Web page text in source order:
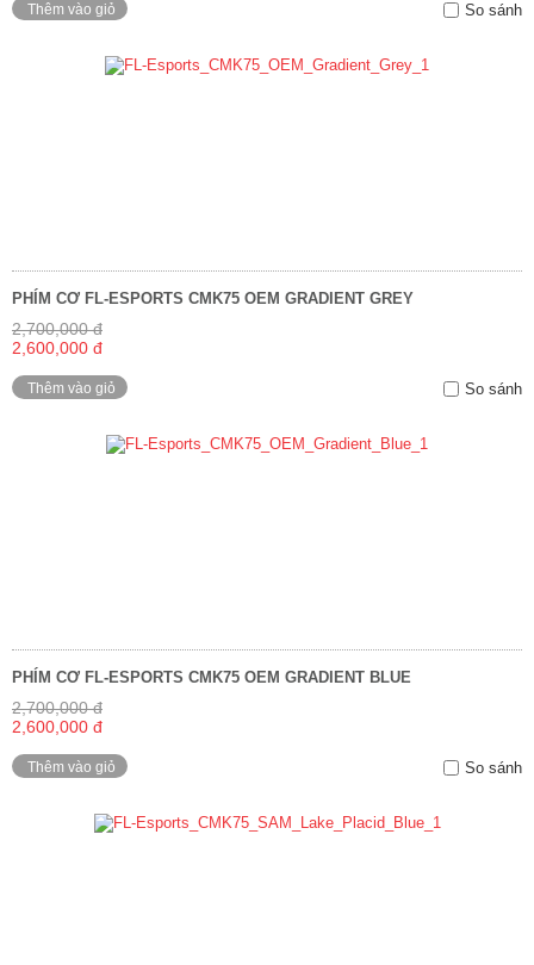
Thêm vào giỏ So sánh
PHÍM CƠ FL-ESPORTS CMK75 OEM GRADIENT GREY
2,700,000 đ
2,600,000 đ
Thêm vào giỏ So sánh
PHÍM CƠ FL-ESPORTS CMK75 OEM GRADIENT BLUE
2,700,000 đ
2,600,000 đ
Thêm vào giỏ So sánh